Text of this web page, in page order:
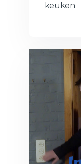
keuken